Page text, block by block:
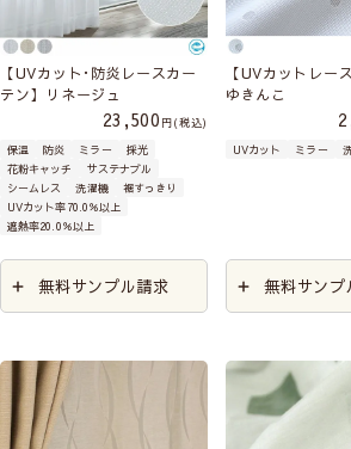
【UVカット･防炎レースカー
テン】リネージュ
23,500
税込
保温
防炎 ミラー
採光
花粉キャッチ
サステナブル
シームレス
洗濯機
裾すっきり
UVカット率70.0％以上
遮熱率20.0％以上
無料サンプル請求
【UVカットレー
ゆきんこ
UVカット
ミラー
無料サンプ